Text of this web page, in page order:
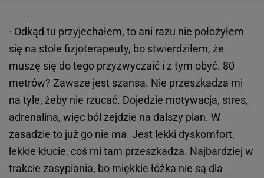
- Odkąd tu przyjechałem, to ani razu nie położyłem
się na stole fizjoterapeuty, bo stwierdziłem, że
muszę się do tego przyzwyczaić i z tym obyć. 80
metrów? Zawsze jest szansa. Nie przeszkadza mi
na tyle, żeby nie rzucać. Dojedzie motywacja, stres,
adrenalina, więc ból zejdzie na dalszy plan. W
zasadzie to już go nie ma. Jest lekki dyskomfort,
lekkie kłucie, coś mi tam przeszkadza. Najbardziej w
trakcie zasypiania, bo miękkie łóżka nie są dla